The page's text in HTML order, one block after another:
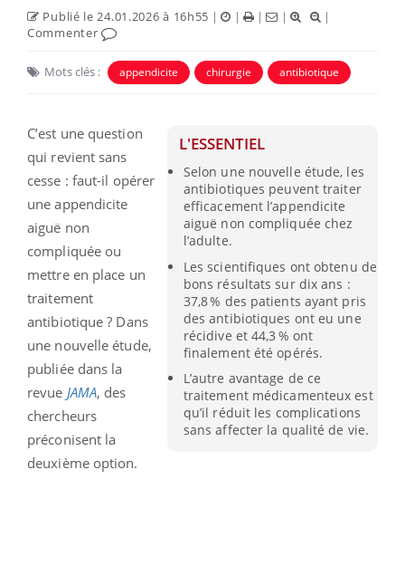
Publié le 24.01.2026 à 16h55 | | | |
|
Commenter
Mots clés : appendicite chirurgie antibiotique
L'ESSENTIEL
Selon une nouvelle étude, les
antibiotiques peuvent traiter
efficacement l’appendicite
aiguë non compliquée chez
l’adulte.
Les scientifiques ont obtenu de
bons résultats sur dix ans :
37,8 % des patients ayant pris
des antibiotiques ont eu une
récidive et 44,3 % ont
finalement été opérés.
L’autre avantage de ce
traitement médicamenteux est
qu’il réduit les complications
sans affecter la qualité de vie.
C’est une question
qui revient sans
cesse : faut-il opérer
une appendicite
aiguë non
compliquée ou
mettre en place un
traitement
antibiotique ? Dans
une nouvelle étude,
publiée dans la
revue JAMA, des
chercheurs
préconisent la
deuxième option.